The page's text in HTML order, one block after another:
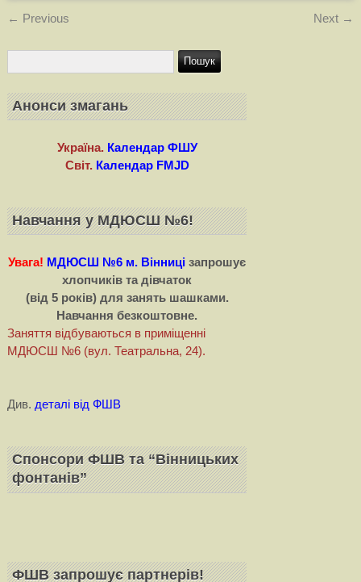
← Previous Next →
Анонси змагань
Україна. Календар ФШУ
Світ. Календар FMJD
Навчання у МДЮСШ №6!
Увага! МДЮСШ №6 м. Вінниці запрошує
хлопчиків та дівчаток
(від 5 років) для занять шашками.
Навчання безкоштовне.
Заняття відбуваються в приміщенні
МДЮСШ №6 (вул. Театральна, 24).
Див. деталі від ФШВ
Спонсори ФШВ та “Вінницьких
фонтанів”
ФШВ запрошує партнерiв!